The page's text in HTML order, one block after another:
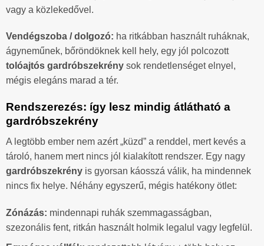
vagy a közlekedővel.
Vendégszoba / dolgozó: ha ritkábban használt ruháknak,
ágyneműnek, bőröndöknek kell hely, egy jól polcozott
tolóajtós gardróbszekrény sok rendetlenséget elnyel,
mégis elegáns marad a tér.
Rendszerezés: így lesz mindig átlátható a
gardróbszekrény
A legtöbb ember nem azért „küzd” a renddel, mert kevés a
tároló, hanem mert nincs jól kialakított rendszer. Egy nagy
gardróbszekrény is gyorsan káosszá válik, ha mindennek
nincs fix helye. Néhány egyszerű, mégis hatékony ötlet:
Zónázás: mindennapi ruhák szemmagasságban,
szezonális fent, ritkán használt holmik legalul vagy legfelül.